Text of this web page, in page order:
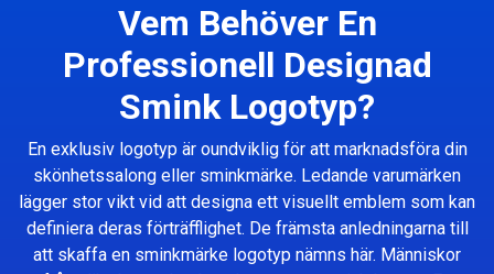
Vem Behöver En
Professionell Designad
Smink Logotyp?
En exklusiv logotyp är oundviklig för att marknadsföra din
skönhetssalong eller sminkmärke. Ledande varumärken
lägger stor vikt vid att designa ett visuellt emblem som kan
definiera deras förträfflighet. De främsta anledningarna till
att skaffa en sminkmärke logotyp nämns här. Människor